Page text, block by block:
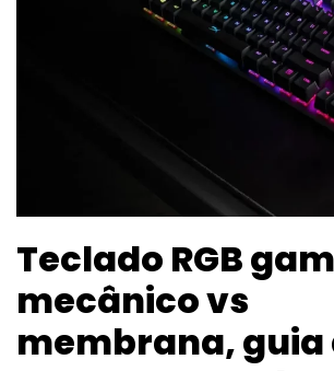
Teclado RGB
mecânico vs
membrana, guia